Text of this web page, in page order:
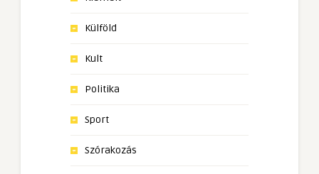
Külföld
Kult
Politika
Sport
Szórakozás